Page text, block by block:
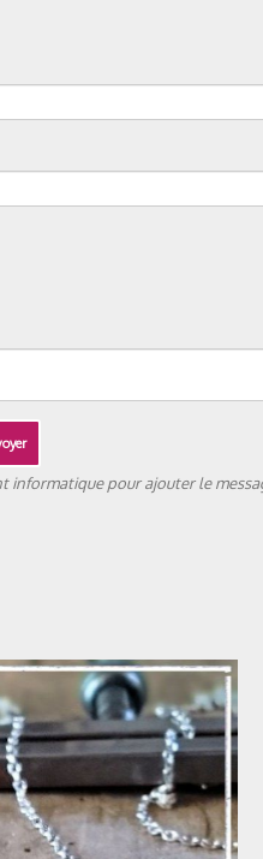
pour ajouter le